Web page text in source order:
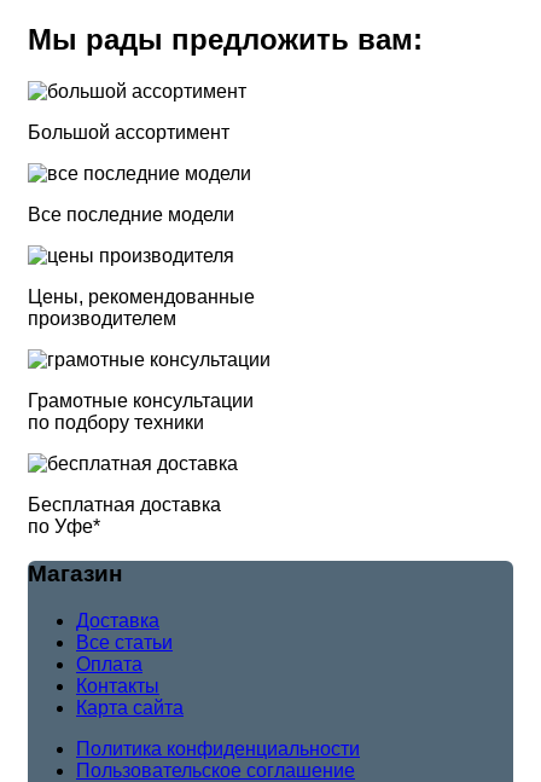
Мы рады предложить вам:
Большой ассортимент
Все последние модели
Цены, рекомендованные
производителем
Грамотные консультации
по подбору техники
Бесплатная доставка
по Уфе*
Магазин
Доставка
Все статьи
Оплата
Контакты
Карта сайта
Политика конфиденциальности
Пользовательское соглашение